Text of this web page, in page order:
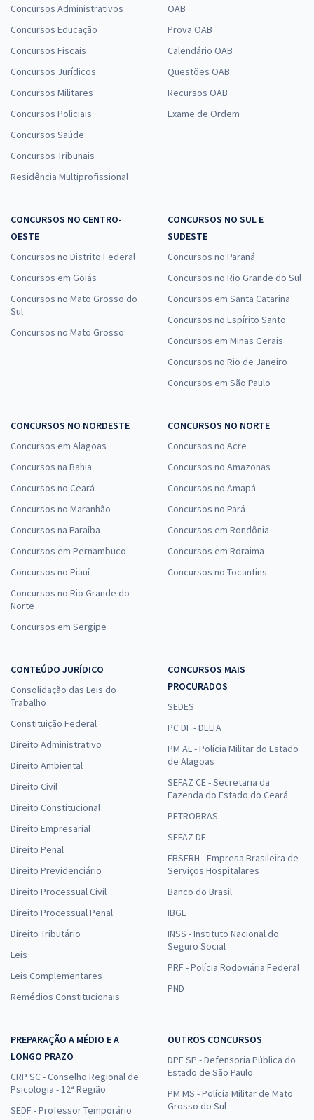
Concursos Administrativos
Concursos Educação
Concursos Fiscais
Concursos Jurídicos
Concursos Militares
Concursos Policiais
Concursos Saúde
Concursos Tribunais
Residência Multiprofissional
OAB
Prova OAB
Calendário OAB
Questões OAB
Recursos OAB
Exame de Ordem
CONCURSOS NO CENTRO-
OESTE
Concursos no Distrito Federal
Concursos em Goiás
Concursos no Mato Grosso do
Sul
Concursos no Mato Grosso
CONCURSOS NO SUL E
SUDESTE
Concursos no Paraná
Concursos no Rio Grande do Sul
Concursos em Santa Catarina
Concursos no Espírito Santo
Concursos em Minas Gerais
Concursos no Rio de Janeiro
Concursos em São Paulo
CONCURSOS NO NORDESTE
Concursos em Alagoas
Concursos na Bahia
Concursos no Ceará
Concursos no Maranhão
Concursos na Paraíba
Concursos em Pernambuco
Concursos no Piauí
Concursos no Rio Grande do
Norte
Concursos em Sergipe
CONCURSOS NO NORTE
Concursos no Acre
Concursos no Amazonas
Concursos no Amapá
Concursos no Pará
Concursos em Rondônia
Concursos em Roraima
Concursos no Tocantins
CONTEÚDO JURÍDICO
Consolidação das Leis do
Trabalho
Constituição Federal
Direito Administrativo
Direito Ambiental
Direito Civil
Direito Constitucional
Direito Empresarial
Direito Penal
Direito Previdenciário
Direito Processual Civil
Direito Processual Penal
Direito Tributário
Leis
Leis Complementares
Remédios Constitucionais
CONCURSOS MAIS
PROCURADOS
SEDES
PC DF - DELTA
PM AL - Polícia Militar do Estado
de Alagoas
SEFAZ CE - Secretaria da
Fazenda do Estado do Ceará
PETROBRAS
SEFAZ DF
EBSERH - Empresa Brasileira de
Serviços Hospitalares
Banco do Brasil
IBGE
INSS - Instituto Nacional do
Seguro Social
PRF - Polícia Rodoviária Federal
PND
PREPARAÇÃO A MÉDIO E A
LONGO PRAZO
CRP SC - Conselho Regional de
Psicologia - 12ª Região
SEDF - Professor Temporário
OUTROS CONCURSOS
DPE SP - Defensoria Pública do
Estado de São Paulo
PM MS - Polícia Militar de Mato
Grosso do Sul